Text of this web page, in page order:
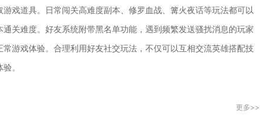
戏道具。日常闯关高难度副本、修罗血战、篝火夜话等玩法都可以
关难度。好友系统附带黑名单功能，遇到频繁发送骚扰消息的玩家
游戏体验。合理利用好友社交玩法，不仅可以互相交流英雄搭配技
。
更多>>